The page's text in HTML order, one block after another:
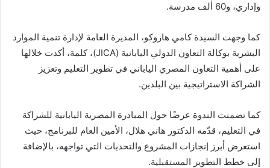
وإداري، و60 ألف مدرسة.
كما وجهت السيدة كامي هاروكو، المديرة العامة لإدارة تنمية الموارد
البشرية بوكالة التعاون الدولي اليابانية (JICA)، كلمة، أكدت خلالها
على أهمية التعاون المصري الياباني في تطوير التعليم وتعزيز
الشراكة الاستراتيجية بين البلدين.
كما تضمنت الندوة عرضًا حول المبادرة المصرية اليابانية للشراكة
في التعليم، قدّمه الدكتور هاني هلال، الأمين العام للبرنامج، حيث
استعرض أبرز إنجازات المشروع والتحديات التي تواجهه، بالإضافة
إلى خطط التطوير المستقبلية.